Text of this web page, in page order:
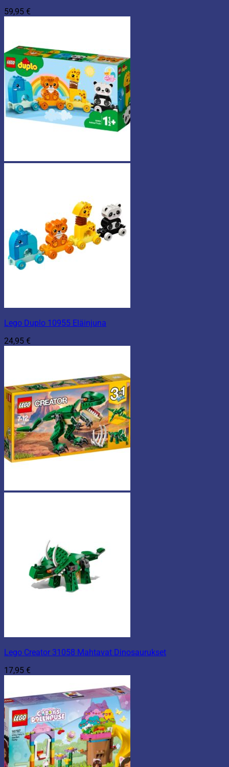
59,95 €
Lego Duplo 10955 Eläinjuna
24,95 €
Lego Creator 31058 Mahtavat Dinosaurukset
17,95 €